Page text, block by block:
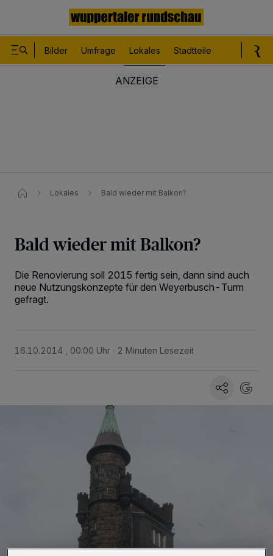
Bilder Umfrage Lokales Stadtteile
Lokales Bald wieder mit Balkon?
Bald wieder mit Balkon?
Die Renovierung soll 2015 fertig sein, dann sind auch
neue Nutzungskonzepte für den Weyerbusch-Turm
gefragt.
16.10.2014 , 00:00 Uhr 2 Minuten Lesezeit